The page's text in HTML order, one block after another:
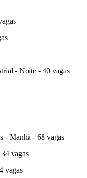
- Noite - 40 vagas
- Manhã - 68 vagas
vagas
vagas